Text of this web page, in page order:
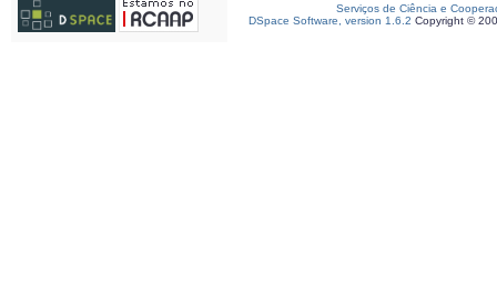
Serviços de Ciência e
DSpace Software, version 1.6.2 Copyright ©